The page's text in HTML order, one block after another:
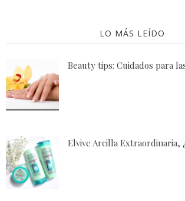
LO MÁS LEÍDO
Beauty tips: Cuidados para
Elvive Arcilla Extraordinaria,